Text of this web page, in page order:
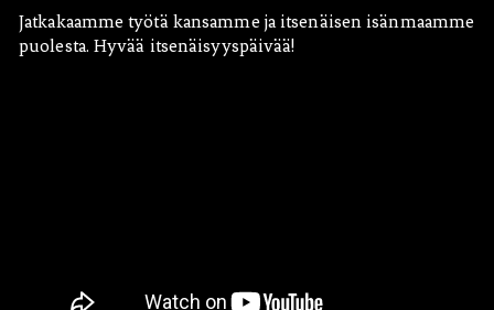
Jatkakaamme työtä kansamme ja itsenäisen isänmaamme
puolesta. Hyvää itsenäisyyspäivää!